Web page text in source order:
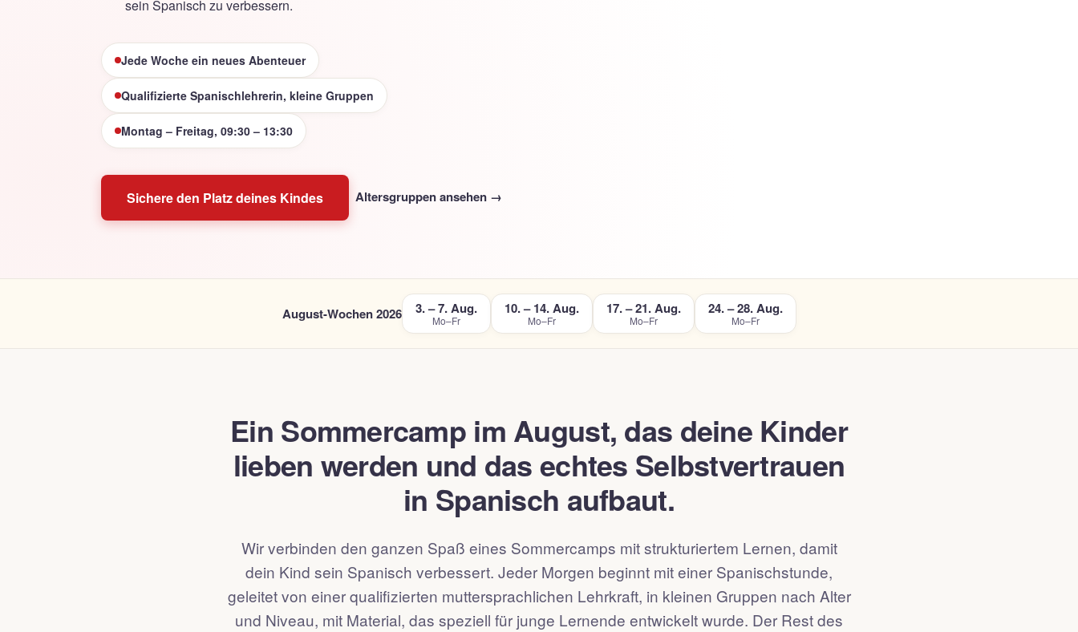
sein Spanisch zu verbessern.
Jede Woche ein neues Abenteuer
Qualifizierte Spanischlehrerin, kleine Gruppen
Montag – Freitag, 09:30 – 13:30
Sichere den Platz deines Kindes Altersgruppen ansehen →
August-Wochen 2026 3. – 7. Aug.
Mo–Fr
10. – 14. Aug.
Mo–Fr
17. – 21. Aug.
Mo–Fr
24. – 28. Aug.
Mo–Fr
Ein Sommercamp im August, das deine Kinder
lieben werden und das echtes Selbstvertrauen
in Spanisch aufbaut.
Wir verbinden den ganzen Spaß eines Sommercamps mit strukturiertem Lernen, damit
dein Kind sein Spanisch verbessert. Jeder Morgen beginnt mit einer Spanischstunde,
geleitet von einer qualifizierten muttersprachlichen Lehrkraft, in kleinen Gruppen nach Alter
und Niveau, mit Material, das speziell für junge Lernende entwickelt wurde. Der Rest des